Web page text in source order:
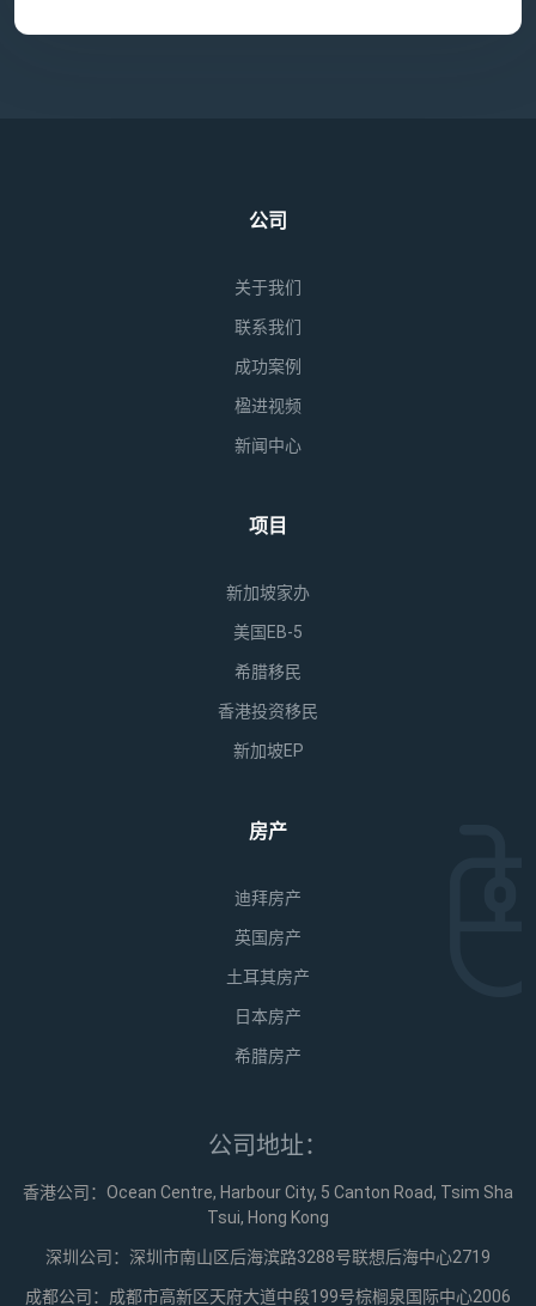
公司
关于我们
联系我们
成功案例
楹进视频
新闻中心
项目
新加坡家办
美国EB-5
希腊移民
香港投资移民
新加坡EP
房产
迪拜房产
英国房产
土耳其房产
日本房产
希腊房产
公司地址：
香港公司：Ocean Centre, Harbour City, 5 Canton Road, Tsim Sha
Tsui, Hong Kong
深圳公司：深圳市南山区后海滨路3288号联想后海中心2719
成都公司：成都市高新区天府大道中段199号棕榈泉国际中心2006